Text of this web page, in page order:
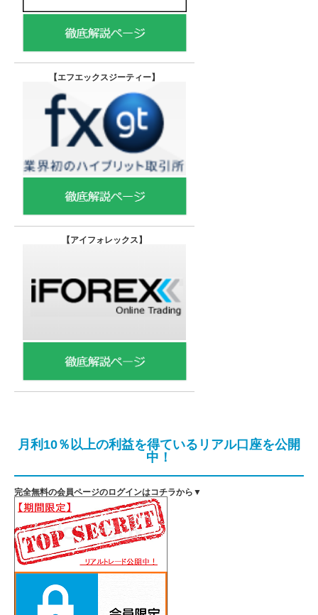
【エフエックスジーティー】
【アイフォレックス】
月利10％以上の利益を得ているリアル口座を公開
中！
完全無料の会員ページのログインはコチラから▼